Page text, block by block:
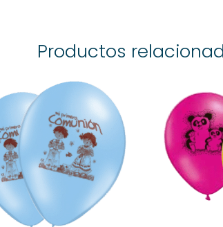
Productos